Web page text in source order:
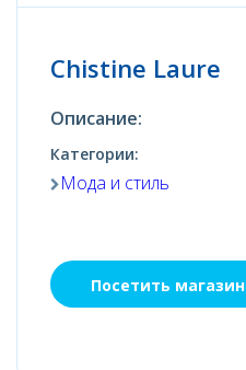
Chistine Laure
Описание:
Категории:
Мода и стиль
Посетить магазин